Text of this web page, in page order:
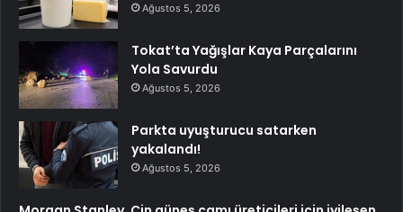
Ağustos 5, 2026
Tokat’ta Yağışlar Kaya Parçalarını
Yola Savurdu
Ağustos 5, 2026
Parkta uyuşturucu satarken
yakalandı!
Ağustos 5, 2026